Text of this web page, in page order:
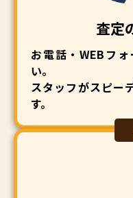
査定
お電話・WEBフ
い。
スタッフがスピー
す。